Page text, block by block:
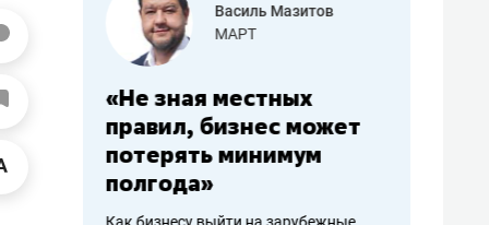
работа
Василь Мазитов
МАРТ
«Не зная местных
правил, бизнес может
потерять минимум
полгода»